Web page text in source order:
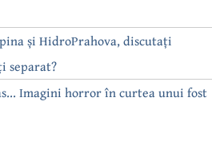
și HidroPrahova, discutați
separat?
Imagini horror în curtea unui fost